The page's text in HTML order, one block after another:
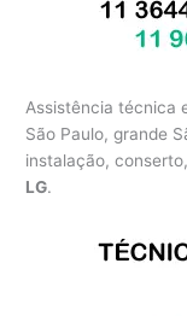
Assistência técnica
São Paulo, grande
instalação,
LG.